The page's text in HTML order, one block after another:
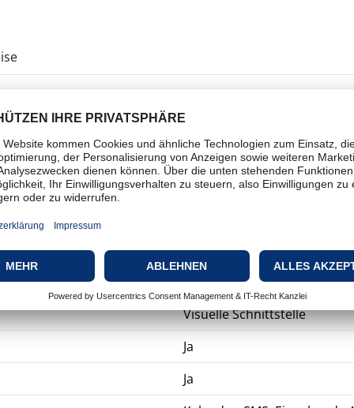
Aktivitätsmesser
Handgelenk
Schritte,
Taktdaten,
Visuelle Schnittstelle
Ja
Ja